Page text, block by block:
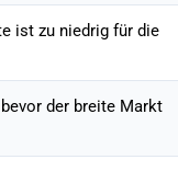
ist zu niedrig für die
der breite Markt